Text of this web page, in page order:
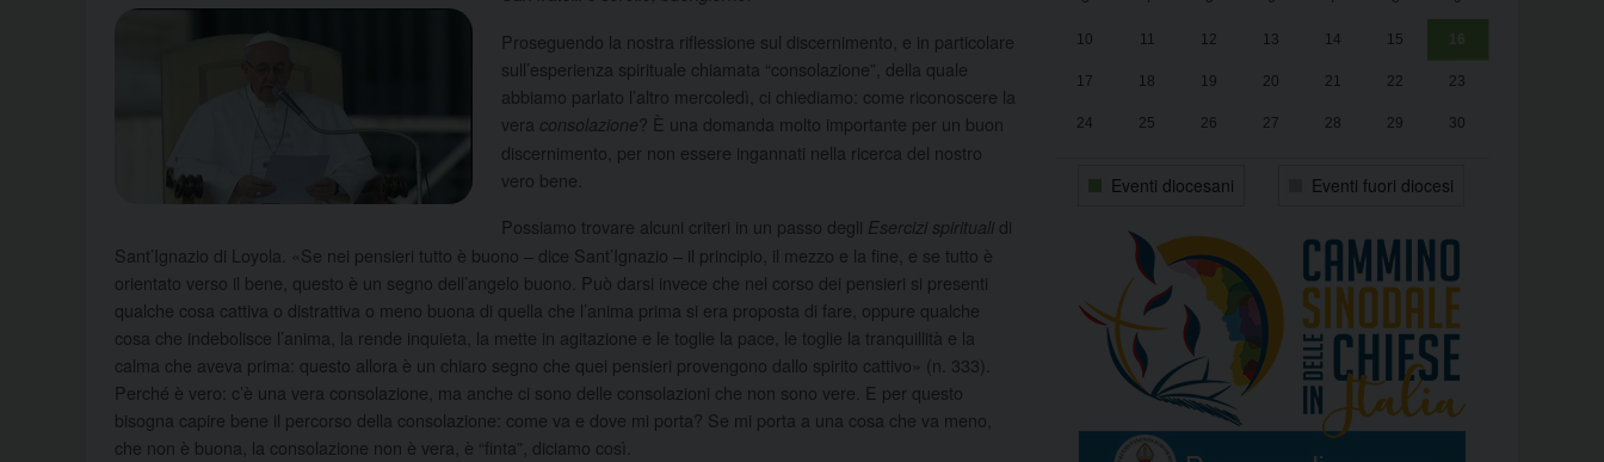
Proseguendo la nostra riflessione sul discernimento, e in particolare
sull’esperienza spirituale chiamata “consolazione”, della quale
abbiamo parlato l’altro mercoledì, ci chiediamo: come riconoscere la
vera consolazione? È una domanda molto importante per un buon
discernimento, per non essere ingannati nella ricerca del nostro
vero bene.
Possiamo trovare alcuni criteri in un passo degli Esercizi spirituali di
Sant’Ignazio di Loyola. «Se nei pensieri tutto è buono – dice Sant’Ignazio – il principio, il mezzo e la fine, e se tutto è
orientato verso il bene, questo è un segno dell’angelo buono. Può darsi invece che nel corso dei pensieri si presenti
qualche cosa cattiva o distrattiva o meno buona di quella che l’anima prima si era proposta di fare, oppure qualche
cosa che indebolisce l’anima, la rende inquieta, la mette in agitazione e le toglie la pace, le toglie la tranquillità e la
calma che aveva prima: questo allora è un chiaro segno che quei pensieri provengono dallo spirito cattivo» (n. 333).
Perché è vero: c’è una vera consolazione, ma anche ci sono delle consolazioni che non sono vere. E per questo
bisogna capire bene il percorso della consolazione: come va e dove mi porta? Se mi porta a una cosa che va meno,
che non è buona, la consolazione non è vera, è “finta”, diciamo così.
10 11 12 13 14 15 16
17 18 19 20 21 22 23
24 25 26 27 28 29 30
Eventi diocesani Eventi fuori diocesi